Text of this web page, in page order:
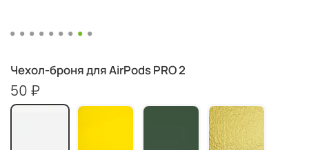
Чехол-броня для AirPods PRO 2
50 ₽